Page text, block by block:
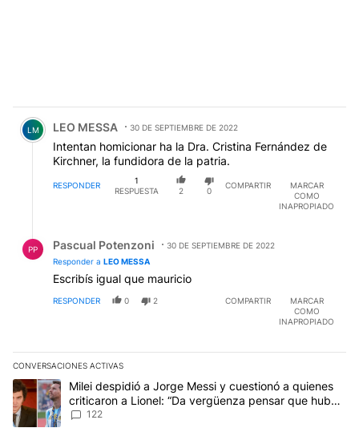
Comentario de LEO MESSA.
LM LEO MESSA 30 DE SEPTIEMBRE DE 2022
Intentan homicionar ha la Dra. Cristina Fernández de
Kirchner, la fundidora de la patria.
RESPONDER
1
RESPUESTA
2 0
COMPARTIR
MARCAR
COMO
INAPROPIADO
PP Pascual Potenzoni
30 DE SEPTIEMBRE DE 2022
Responder a LEO MESSA
Escribís igual que mauricio
RESPONDER 0 2 COMPARTIR
MARCAR
COMO
INAPROPIADO
CONVERSACIONES ACTIVAS
Este listado muestra los artículos con más comentarios en los
Un artículo de tendencia con el título "Milei despidió a Jorge
Milei despidió a Jorge Messi y cuestionó a quienes
criticaron a Lionel: “Da vergüenza pensar que hubo
anti-Messi”
122